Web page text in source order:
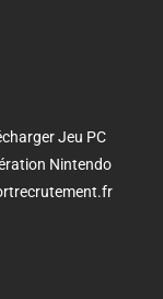
Jeu PC
Nintendo